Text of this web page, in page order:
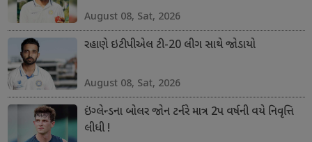
August 08, Sat, 2026
રહાણે ઇટીપીએલ ટી-20 લીગ સાથે જોડાયો
August 08, Sat, 2026
ઇંગ્લેન્ડના બોલર જોન ટર્નરે માત્ર 2પ વર્ષની વયે નિવૃત્તિ
લીધી !